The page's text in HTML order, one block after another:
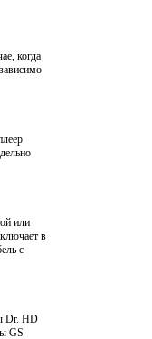
когда
или
в
с
Dr. HD
GS